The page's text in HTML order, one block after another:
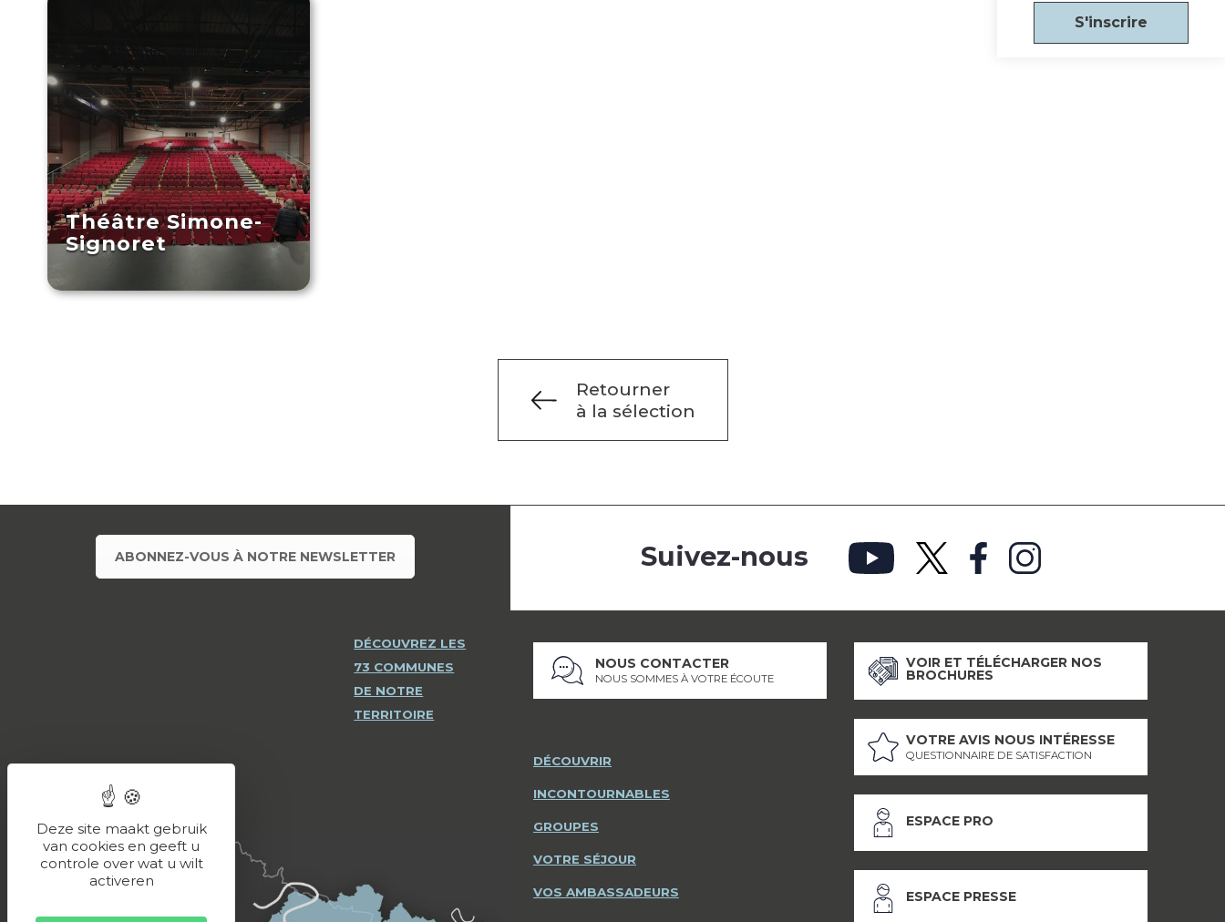
Théâtre Simone-
Signoret
Retourner
à la sélection
S'inscrire
ABONNEZ-VOUS À NOTRE NEWSLETTER
DÉCOUVREZ LES
73 COMMUNES
DE NOTRE
TERRITOIRE
Suivez-nous
NOUS CONTACTER
NOUS SOMMES À VOTRE ÉCOUTE
DÉCOUVRIR
INCONTOURNABLES
GROUPES
VOTRE SÉJOUR
VOS AMBASSADEURS
VOIR ET TÉLÉCHARGER NOS
BROCHURES
VOTRE AVIS NOUS INTÉRESSE
QUESTIONNAIRE DE SATISFACTION
ESPACE PRO
ESPACE PRESSE
Deze site maakt gebruik
van cookies en geeft u
controle over wat u wilt
activeren